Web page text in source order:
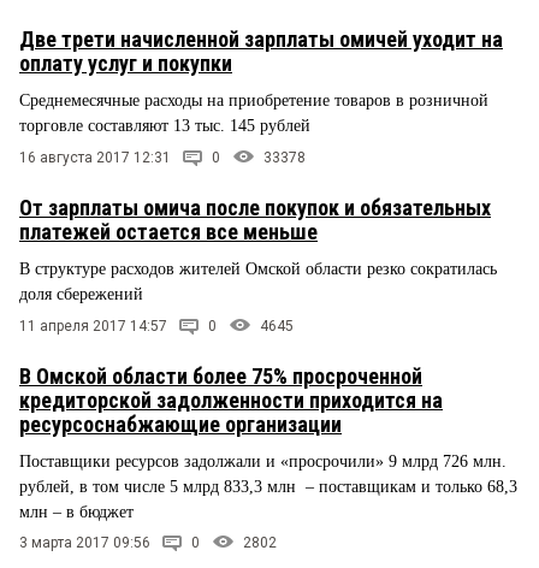
Две трети начисленной зарплаты омичей уходит на
оплату услуг и покупки
Среднемесячные расходы на приобретение товаров в розничной
торговле составляют 13 тыс. 145 рублей
16 августа 2017 12:31 0 33378
От зарплаты омича после покупок и обязательных
платежей остается все меньше
В структуре расходов жителей Омской области резко сократилась
доля сбережений
11 апреля 2017 14:57 0 4645
В Омской области более 75% просроченной
кредиторской задолженности приходится на
ресурсоснабжающие организации
Поставщики ресурсов задолжали и «просрочили» 9 млрд 726 млн.
рублей, в том числе 5 млрд 833,3 млн – поставщикам и только 68,3
млн – в бюджет
3 марта 2017 09:56 0 2802